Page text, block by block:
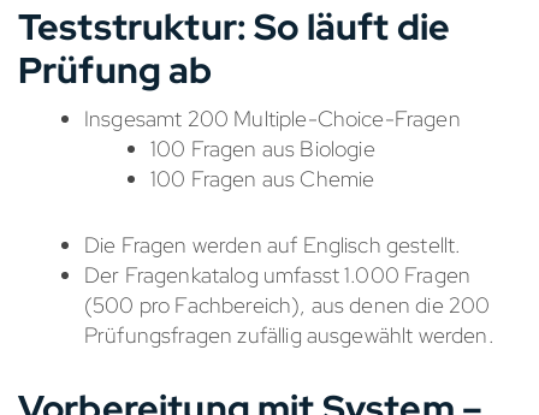
Teststruktur: So läuft die
Prüfung ab
Insgesamt 200 Multiple-Choice-Fragen
100 Fragen aus Biologie
100 Fragen aus Chemie
Die Fragen werden auf Englisch gestellt.
Der Fragenkatalog umfasst 1.000 Fragen
(500 pro Fachbereich), aus denen die 200
Prüfungsfragen zufällig ausgewählt werden.